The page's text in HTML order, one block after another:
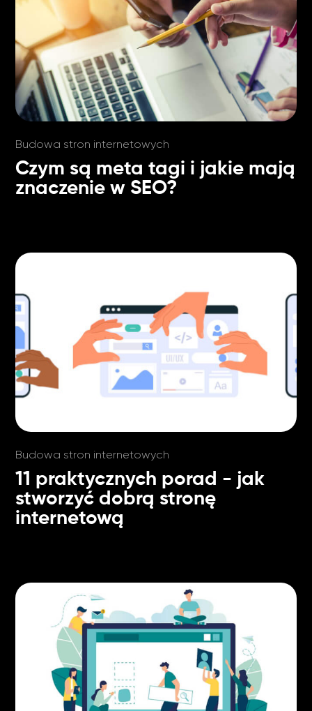
Budowa stron internetowych
Czym są meta tagi i jakie mają
znaczenie w SEO?
Budowa stron internetowych
11 praktycznych porad - jak
stworzyć dobrą stronę
internetową